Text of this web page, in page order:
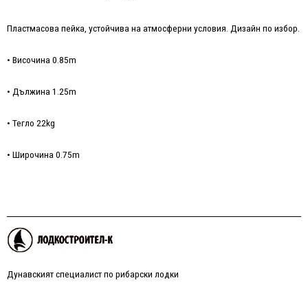
Пластмасова пейка, устойчива на атмосферни условия. Дизайн по избор.
• Височина 0.85m
• Дължина 1.25m
• Тегло 22kg
• Широчина 0.75m
Дунавският специалист по рибарски лодки